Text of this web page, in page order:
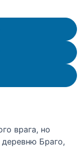
врага, но
Браго,